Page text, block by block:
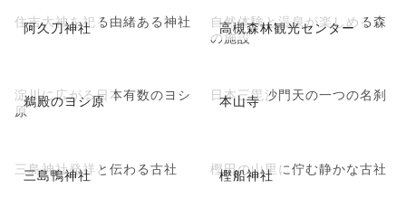
阿久刀神社
住吉大神を祀る由緒ある神社 高槻森林観光センター
自然体験と温泉が楽しめる森
の施設
鵜殿のヨシ原
淀川に広がる日本有数のヨシ
原
本山寺
日本三毘沙門天の一つの名刹
三島鴨神社
三島神社発祥と伝わる古社 樫船神社
樫田の山里に佇む静かな古社